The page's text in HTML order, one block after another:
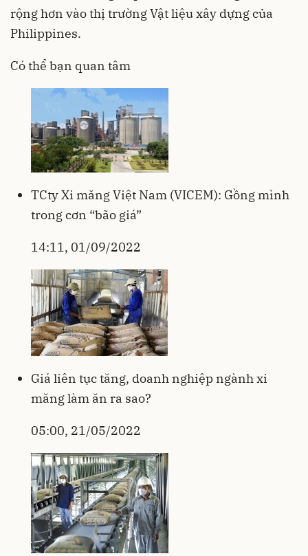
rộng hơn vào thị trường Vật liệu xây dựng của
Philippines.
Có thể bạn quan tâm
TCty Xi măng Việt Nam (VICEM): Gồng mình
trong cơn “bão giá”
14:11, 01/09/2022
Giá liên tục tăng, doanh nghiệp ngành xi
măng làm ăn ra sao?
05:00, 21/05/2022